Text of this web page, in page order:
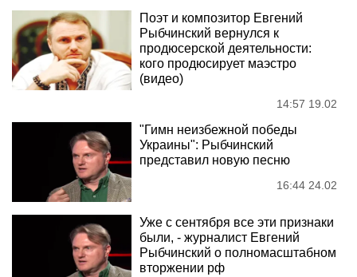
Поэт и композитор Евгений
Рыбчинский вернулся к
продюсерской деятельности:
кого продюсирует маэстро
(видео)
14:57 19.02
"Гимн неизбежной победы
Украины": Рыбчинский
представил новую песню
16:44 24.02
Уже с сентября все эти признаки
были, - журналист Евгений
Рыбчинский о полномасштабном
вторжении рф